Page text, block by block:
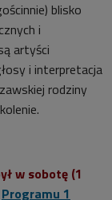
blisko
i
artyści
i interpretacja
rodziny
w sobotę (1
Programu 1